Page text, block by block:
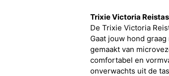
Trixie Victoria
De Trixie Victoria
Gaat jouw hond
gemaakt van
comfortabel en
onverwachts uit de